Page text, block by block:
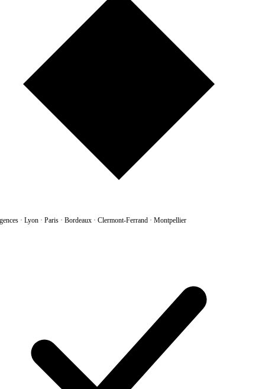
· Lyon · Paris · Bordeaux · Clermont-Ferrand · Montpellier